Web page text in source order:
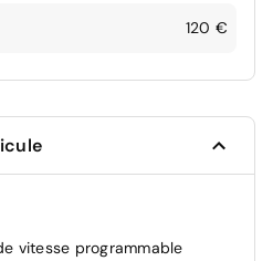
120 €
vitesse programmable